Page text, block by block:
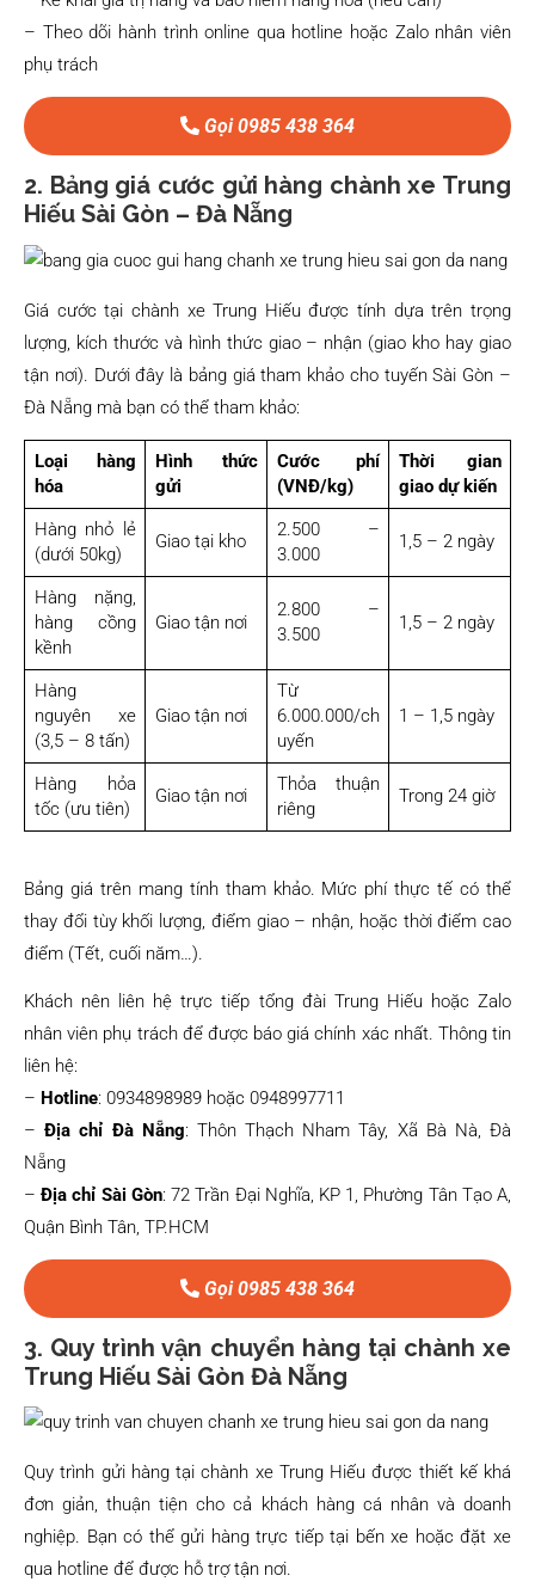
– Theo dõi hành trình online qua hotline hoặc Zalo nhân viên
phụ trách
Gọi 0985 438 364
2. Bảng giá cước gửi hàng chành xe Trung
Hiếu Sài Gòn – Đà Nẵng
Giá cước tại chành xe Trung Hiếu được tính dựa trên trọng
lượng, kích thước và hình thức giao – nhận (giao kho hay giao
tận nơi). Dưới đây là bảng giá tham khảo cho tuyến Sài Gòn –
Đà Nẵng mà bạn có thể tham khảo:
Loại hàng
hóa
Hình thức
gửi
Cước phí
(VNĐ/kg)
Thời gian
giao dự kiến
Hàng nhỏ lẻ
(dưới 50kg)
Giao tại kho
2.500 –
3.000
1,5 – 2 ngày
Hàng nặng,
hàng cồng
kềnh
Giao tận nơi
2.800 –
3.500
1,5 – 2 ngày
Hàng
nguyên xe
(3,5 – 8 tấn)
Giao tận nơi
Từ
6.000.000/ch
uyến
1 – 1,5 ngày
Hàng hỏa
tốc (ưu tiên)
Giao tận nơi
Thỏa thuận
riêng
Trong 24 giờ
Bảng giá trên mang tính tham khảo. Mức phí thực tế có thể
thay đổi tùy khối lượng, điểm giao – nhận, hoặc thời điểm cao
điểm (Tết, cuối năm…).
Khách nên liên hệ trực tiếp tổng đài Trung Hiếu hoặc Zalo
nhân viên phụ trách để được báo giá chính xác nhất. Thông tin
liên hệ:
– Hotline: 0934898989 hoặc 0948997711
–Địa chỉ Đà Nẵng: Thôn Thạch Nham Tây, Xã Bà Nà, Đà
Nẵng
–Địa chỉ Sài Gòn: 72 Trần Đại Nghĩa, KP 1, Phường Tân Tạo A,
Quận Bình Tân, TP.HCM
Gọi 0985 438 364
3. Quy trình vận chuyển hàng tại chành xe
Trung Hiếu Sài Gòn Đà Nẵng
Quy trình gửi hàng tại chành xe Trung Hiếu được thiết kế khá
đơn giản, thuận tiện cho cả khách hàng cá nhân và doanh
nghiệp. Bạn có thể gửi hàng trực tiếp tại bến xe hoặc đặt xe
qua hotline để được hỗ trợ tận nơi.